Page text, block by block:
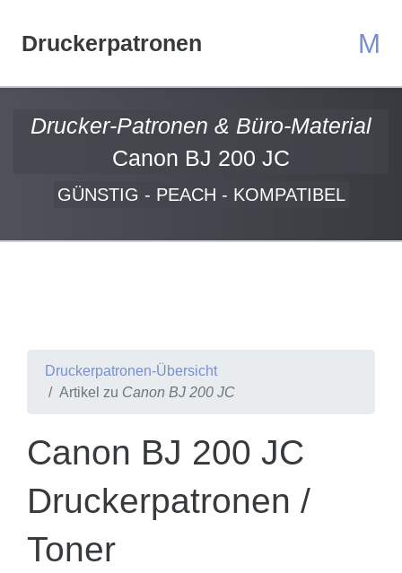
Druckerpatronen M
Drucker-Patronen & Büro-Material
Canon BJ 200 JC
GÜNSTIG - PEACH - KOMPATIBEL
Druckerpatronen-Übersicht
Artikel zu Canon BJ 200 JC
Canon BJ 200 JC
Druckerpatronen /
Toner